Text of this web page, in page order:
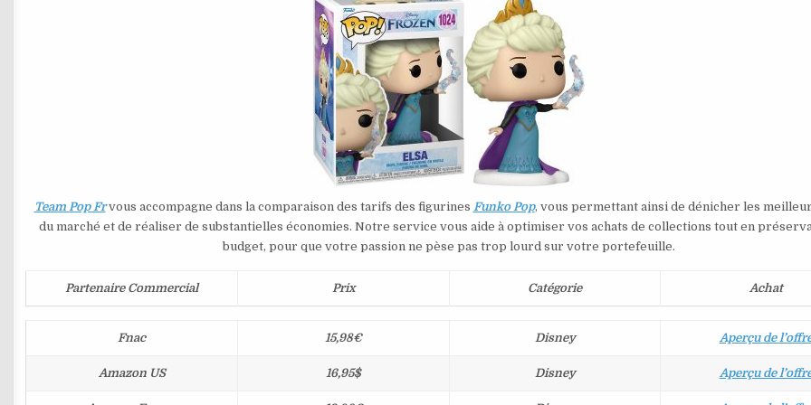
Team Pop Frvous accompagne dans la comparaison des tarifs des figurines Funko Pop, vous permettant ainsi de dénicher les
du marché et de réaliser de substantielles économies. Notre service vous aide à optimiser vos achats de collections tout en
budget, pour que votre passion ne pèse pas trop lourd sur votre portefeuille.
Partenaire Commercial Prix Catégorie Achat
Fnac 15,98€ Disney Aperçu de
Amazon US 16,95$ Disney Aperçu de